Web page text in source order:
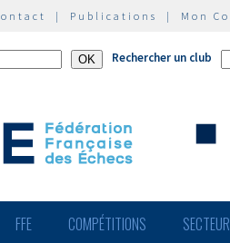
| Publications | Mon
Rechercher un club
FFE COMPÉTITIONS